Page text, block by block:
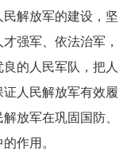
解放军的建设，坚
强军、依法治军，
的人民军队，把人
人民解放军有效履
放军在巩固国防、
作用。